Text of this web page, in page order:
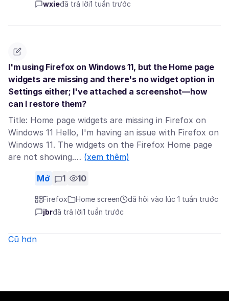
wxieđã trả lời1 tuần trước
I'm using Firefox on Windows 11, but the Home page
widgets are missing and there's no widget option in
Settings either; I've attached a screenshot—how
can I restore them?
Title: Home page widgets are missing in Firefox on
Windows 11 Hello, I'm having an issue with Firefox on
Windows 11. The widgets on the Firefox Home page
are not showing.… (xem thêm)
Mở 1 10
Firefox Home screen
đã hỏi vào lúc 1 tuần trước
jbrđã trả lời1 tuần trước
Cũ hơn